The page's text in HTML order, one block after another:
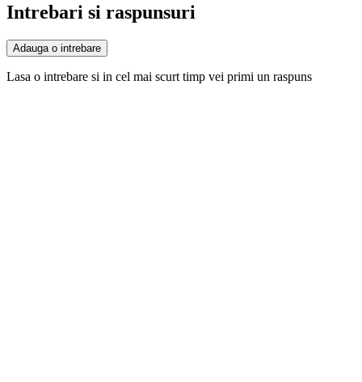
Intrebari si raspunsuri
Adauga o intrebare
Lasa o intrebare si in cel mai scurt timp vei primi un raspuns